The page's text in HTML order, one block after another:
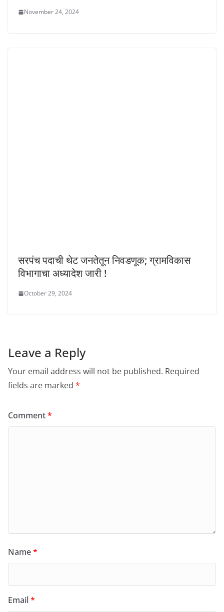
November 24, 2024
सरपंच पदाची थेट जनतेतून निवडणूक; ग्रामविकास
विभागाचा अध्यादेश जारी !
October 29, 2024
Leave a Reply
Your email address will not be published. Required
fields are marked *
Comment*
Name*
Email*